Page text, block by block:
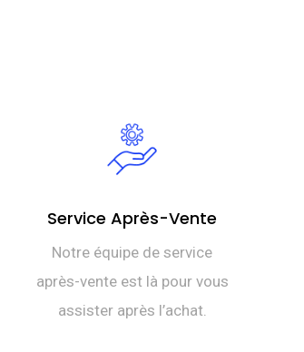
Service Après-Vente
Notre équipe de service
après-vente est là pour vous
assister après l’achat.